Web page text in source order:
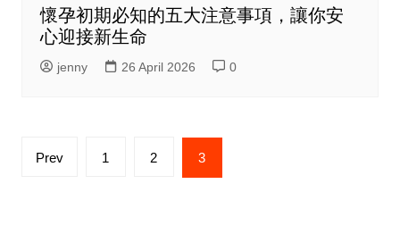
懷孕初期必知的五大注意事項，讓你安
心迎接新生命
jenny 26 April 2026 0
Posts
Prev 1 2 3